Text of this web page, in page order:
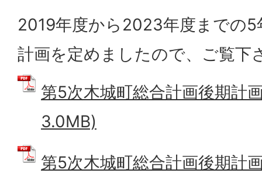
2019年度から2023年度までの5
計画を定めましたので、ご覧下
第5次木城町総合計画後期計
3.0MB)
第5次木城町総合計画後期計